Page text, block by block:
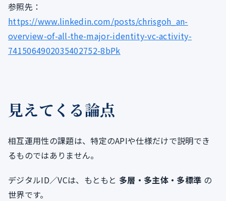
参照先：
https://www.linkedin.com/posts/chrisgoh_an-
overview-of-all-the-major-identity-vc-activity-
7415064902035402752-8bPk
見えてくる論点
相互運用性の課題は、特定のAPIや仕様だけで説明でき
るものではありません。
デジタルID／VCは、もともと 多層・多主体・多標準 の
世界です。